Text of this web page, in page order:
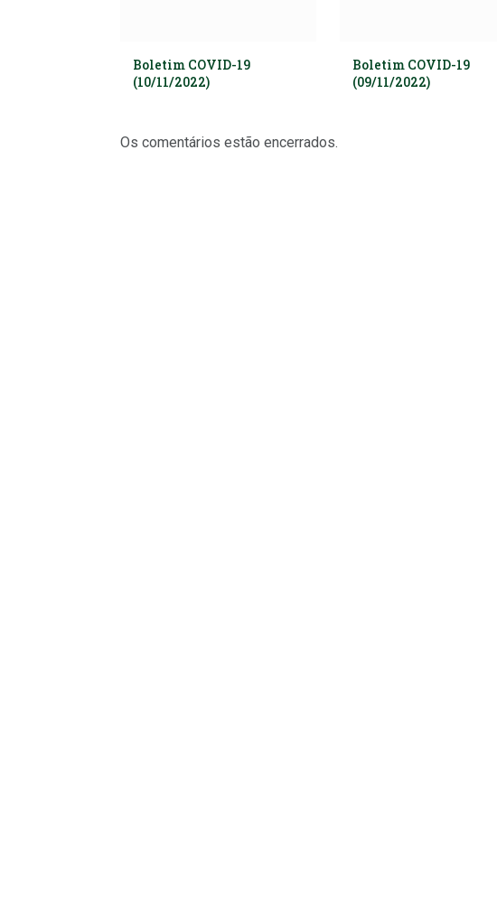
Boletim COVID-19
(10/11/2022)
Boletim COVID-19
(09/11/2022)
Os comentários estão encerrados.